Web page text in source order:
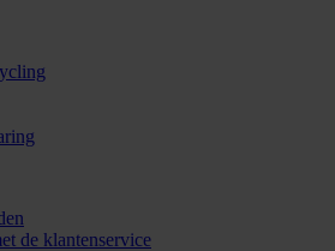
de klantenservice